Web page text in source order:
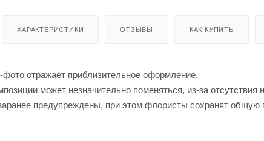
ХАРАКТЕРИСТИКИ ОТЗЫВЫ КАК КУПИТЬ
отражает приблизительное оформление.
может незначительно поменяться, из-за отсутствия
предупреждены, при этом флористы сохранят общую